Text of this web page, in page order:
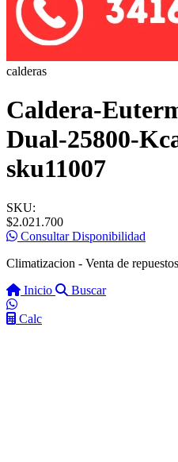
calderas
Caldera-
Dual-25800-
sku11007
SKU:
$2.021.700
Consultar Disponibilidad
Climatizacion - Venta de
Inicio
Buscar
Calc